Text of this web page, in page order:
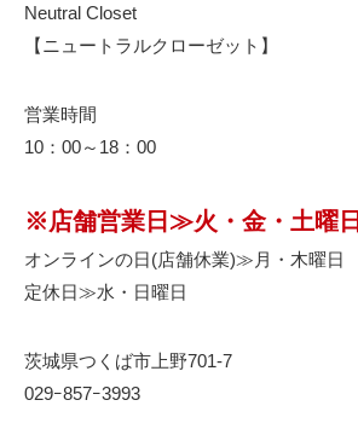
Neutral Closet
【ニュートラルクローゼット】
営業時間
10：00～18：00
※店舗営業日≫火・金・土曜日
オンラインの日(店舗休業)≫月・木曜日
定休日≫水・日曜日
茨城県つくば市上野701-7
029ｰ857ｰ3993